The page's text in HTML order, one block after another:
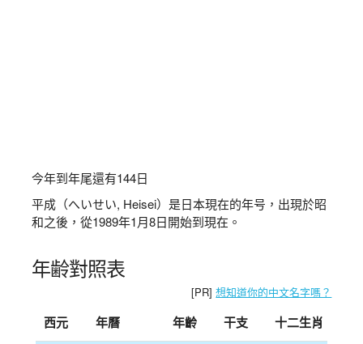
今年到年尾還有144日
平成（へいせい, Heisei）是日本現在的年号，出現於昭
和之後，從1989年1月8日開始到現在。
年齢對照表
[PR]想知道你的中文名字嗎？
西元 年曆 年齡 干支 十二生肖